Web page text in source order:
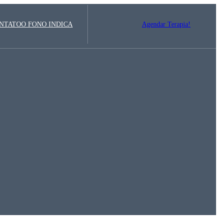
O FONO INDICA Agendar Terapia!